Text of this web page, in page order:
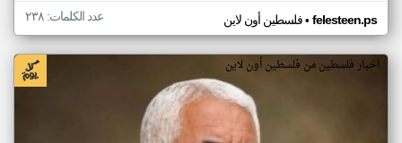
فلسطين أون لاين• felesteen.ps عدد الكلمات: ٢٣٨
اخبار فلسطين من فلسطين أون لاين